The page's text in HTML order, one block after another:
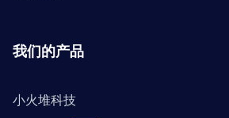
我们的产品
小火堆科技